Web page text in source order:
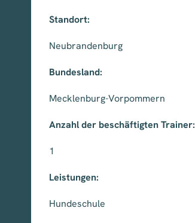
Standort:
Neubrandenburg
Bundesland:
Mecklenburg-Vorpommern
Anzahl der beschäftigten Trainer:
1
Leistungen:
Hundeschule